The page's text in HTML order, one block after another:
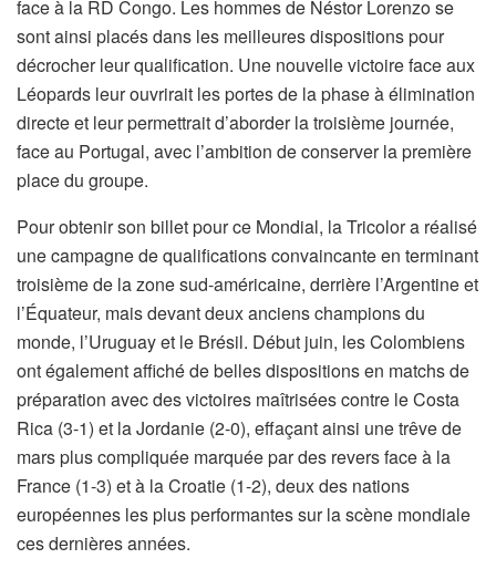
face à la RD Congo. Les hommes de Néstor Lorenzo se
sont ainsi placés dans les meilleures dispositions pour
décrocher leur qualification. Une nouvelle victoire face aux
Léopards leur ouvrirait les portes de la phase à élimination
directe et leur permettrait d’aborder la troisième journée,
face au Portugal, avec l’ambition de conserver la première
place du groupe.
Pour obtenir son billet pour ce Mondial, la Tricolor a réalisé
une campagne de qualifications convaincante en terminant
troisième de la zone sud-américaine, derrière l’Argentine et
l’Équateur, mais devant deux anciens champions du
monde, l’Uruguay et le Brésil. Début juin, les Colombiens
ont également affiché de belles dispositions en matchs de
préparation avec des victoires maîtrisées contre le Costa
Rica (3-1) et la Jordanie (2-0), effaçant ainsi une trêve de
mars plus compliquée marquée par des revers face à la
France (1-3) et à la Croatie (1-2), deux des nations
européennes les plus performantes sur la scène mondiale
ces dernières années.